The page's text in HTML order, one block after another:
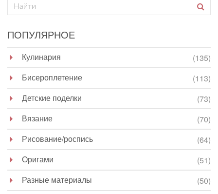
ПОПУЛЯРНОЕ
Кулинария
(135)
Бисероплетение
(113)
Детские поделки
(73)
Вязание
(70)
Рисование/роспись
(64)
Оригами
(51)
Разные материалы
(50)